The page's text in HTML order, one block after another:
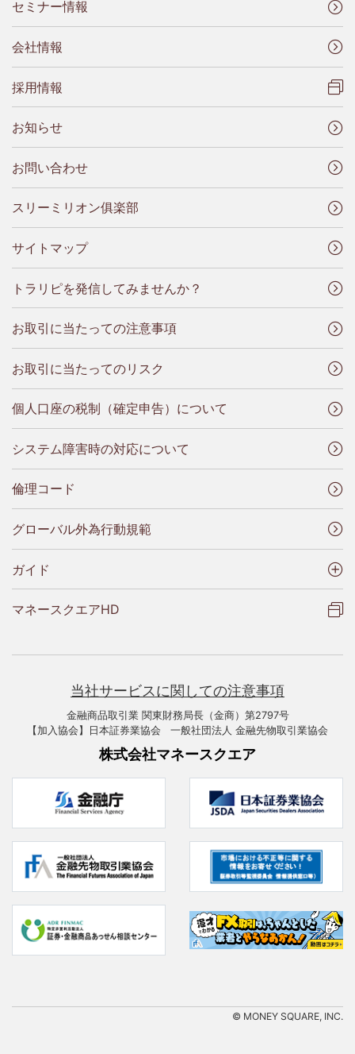
セミナー情報
会社情報
採用情報
お知らせ
お問い合わせ
スリーミリオン俱楽部
サイトマップ
トラリピを発信してみませんか？
お取引に当たっての注意事項
お取引に当たってのリスク
個人口座の税制（確定申告）について
システム障害時の対応について
倫理コード
グローバル外為行動規範
ガイド
マネースクエアHD
当社サービスに関しての注意事項
金融商品取引業 関東財務局長（金商）第2797号
【加入協会】日本証券業協会 一般社団法人 金融先物取引業協会
株式会社マネースクエア
© MONEY SQUARE, INC.